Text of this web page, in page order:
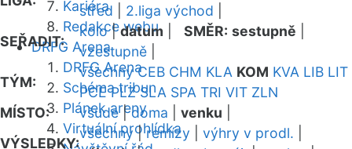
Kariéra
Redakce webu
DRFG Arena
DRFG Arena
Schéma tribun
Plánek areny
Virtuální prohlídka
střed
2.liga východ
SEŘADIT:
kolo|datum SMĚR: sestupně
vzestupně
TÝM:
všechny CEB CHM KLA KOM KVA LIB LIT
PCE PLZ SLA SPA TRI VIT ZLN
MÍSTO:
všude|doma venku
VÝSLEDKY:
všechny|remízy výhry v prodl.